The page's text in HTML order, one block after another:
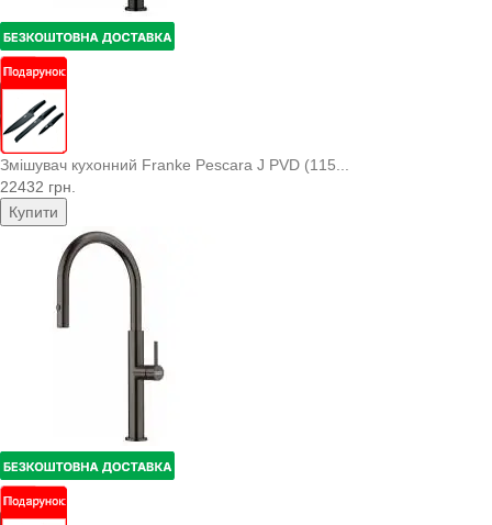
Змішувач кухонний Franke Pescara J PVD (115...
22432 грн.
Купити